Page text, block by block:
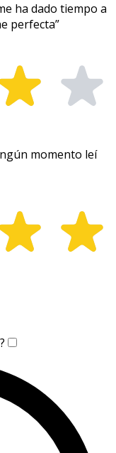
ha dado tiempo a
perfecta”
momento leí